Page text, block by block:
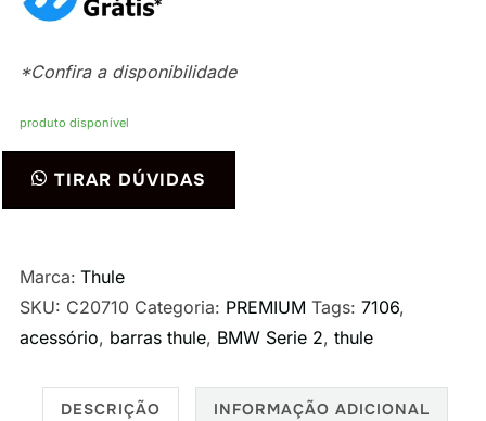
*Confira a disponibilidade
produto disponível
Rack
Black
Evo
para
TIRAR DÚVIDAS
Marca: Thule
SKU: C20710 Categoria: PREMIUM Tags: 7106,
acessório, barras thule, BMW Serie 2, thule
DESCRIÇÃO INFORMAÇÃO ADICIONAL